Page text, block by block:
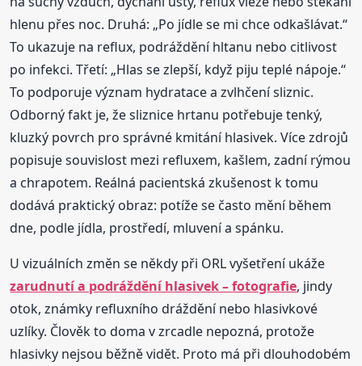
hlenu přes noc. Druhá: „Po jídle se mi chce odkašlávat.“
To ukazuje na reflux, podráždění hltanu nebo citlivost
po infekci. Třetí: „Hlas se zlepší, když piju teplé nápoje.“
To podporuje význam hydratace a zvlhčení sliznic.
Odborný fakt je, že sliznice hrtanu potřebuje tenký,
kluzký povrch pro správné kmitání hlasivek. Více zdrojů
popisuje souvislost mezi refluxem, kašlem, zadní rýmou
a chrapotem. Reálná pacientská zkušenost k tomu
dodává praktický obraz: potíže se často mění během
dne, podle jídla, prostředí, mluvení a spánku.
U vizuálních změn se někdy při ORL vyšetření ukáže
zarudnutí a podráždění hlasivek – fotografie, jindy
otok, známky refluxního dráždění nebo hlasivkové
uzlíky. Člověk to doma v zrcadle nepozná, protože
hlasivky nejsou běžně vidět. Proto má při dlouhodobém